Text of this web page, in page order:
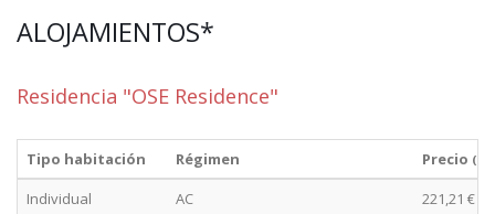
ALOJAMIENTOS*
Residencia "OSE Residence"
Tipo habitación Régimen Precio
Individual AC 221,21 €